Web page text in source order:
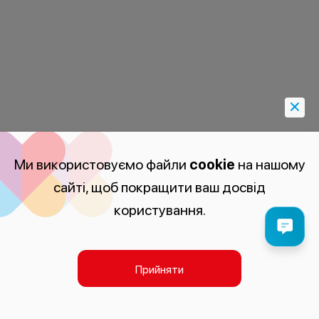
Ми використовуємо файли cookie на нашому
сайті, щоб покращити ваш досвід
користування.
Прийняти